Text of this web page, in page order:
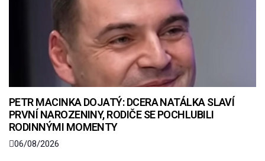
PETR MACINKA DOJATÝ: DCERA NATÁLKA SLAVÍ
PRVNÍ NAROZENINY, RODIČE SE POCHLUBILI
RODINNÝMI MOMENTY
06/08/2026